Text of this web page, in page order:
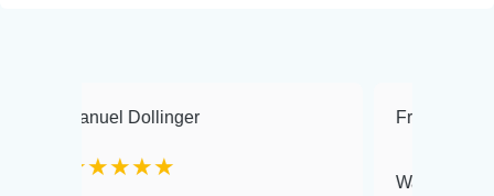
Dollinger Frank Hackmayer
Warenanlieferung Top